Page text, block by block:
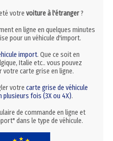
votre voiture à l'étranger?
en ligne en quelques minutes
pour un véhicule d'import.
import. Que ce soit en
Italie etc.. vous pouvez
votre carte grise en ligne.
votrecarte grise de véhicule
plusieurs fois (3X ou 4X).
de commande en ligne et
dans le type de véhicule.